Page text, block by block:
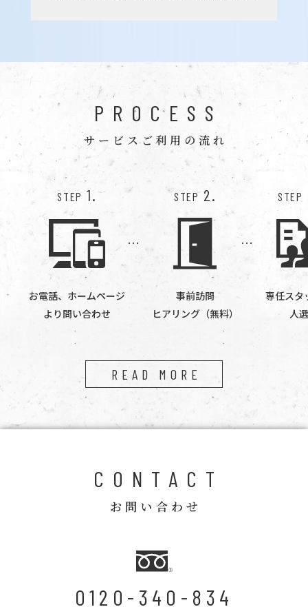
PROCESS
サービスご利用の流れ
STEP 1.
お電話、ホームページ
より問い合わせ
STEP 2.
事前訪問
ヒアリング（無料）
STEP
専任スタ
人選
READ MORE
CONTACT
お問い合わせ
0120-340-834